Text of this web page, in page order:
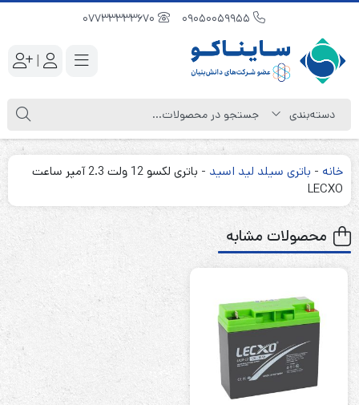
|
خانه - باتری سیلد لید اسید -
باتری لکسو 12 ولت 2.3 آمپر ساعت
LECXO
محصولات مشابه